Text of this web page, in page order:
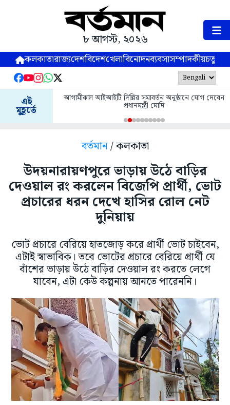
৮ আগস্ট, ২০২৬
কলকাতারাজ্যদেশবিদেশখেলাবিনোদনব্যবসাসম্পাদকীয়
এই
মুহূর্তে
আগামীকাল আইআইটি দিল্লির সমাবর্তন অনুষ্ঠানে যোগ দেবেন
প্রধানমন্ত্রী মোদি
বর্তমান/ কলকাতা
উদয়নারায়ণপুরে ভাড়ায় উঠে বাড়ির
দেওয়াল রং করলেন বিজেপি প্রার্থী, ভোট
প্রচারের ধরন দেখে হাসির রোল নেট
দুনিয়ায়
ভোট প্রচারে বেরিয়ে হাতজোড় করে প্রার্থী ভোট চাইবেন,
এটাই স্বাভাবিক। তবে ভোটের প্রচারে বেরিয়ে প্রার্থী যে
বাঁশের ভাড়ায় উঠে বাড়ির দেওয়াল রং করতে লেগে
যাবেন, এটা কেউ কল্পনায় আনতে পারেননি।